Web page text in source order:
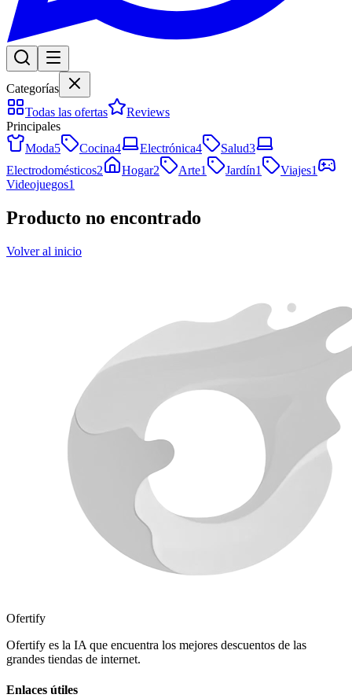
Categorías
Todas las ofertas
Reviews
Principales
Moda5 Cocina4 Electrónica4 Salud3
Electrodomésticos2 Hogar2 Arte1 Jardín1 Viajes1
Videojuegos1
Producto no encontrado
Volver al inicio
Ofertify
Ofertify es la IA que encuentra los mejores descuentos de las
grandes tiendas de internet.
Enlaces útiles